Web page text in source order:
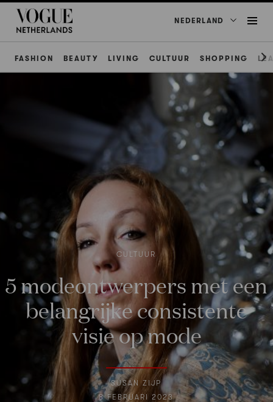
NEDERLAND
FASHION BEAUTY LIVING CULTUUR SHOPPING
CULTUUR
5 modeontwerpers met een
belangrijke consistente
visie op mode
SUSAN ZIJP
8 FEBRUARI 2023